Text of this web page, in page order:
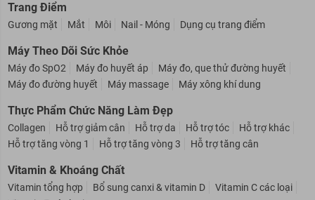
Trang Điểm
Gương mặt Mắt Môi Nail - Móng Dụng cụ trang điểm
Máy Theo Dõi Sức Khỏe
Máy đo SpO2 Máy đo huyết áp
Máy đo, que thử đường huyết
Máy đo đường huyết
Máy massage Máy xông khí dung
Thực Phẩm Chức Năng Làm Đẹp
Collagen Hỗ trợ giảm cân Hỗ trợ da Hỗ trợ tóc
Hỗ trợ khác
Hỗ trợ tăng vòng 1
Hỗ trợ tăng vòng 3 Hỗ trợ tăng cân
Vitamin & Khoáng Chất
Vitamin tổng hợp Bổ sung canxi & vitamin D
Vitamin C các loại